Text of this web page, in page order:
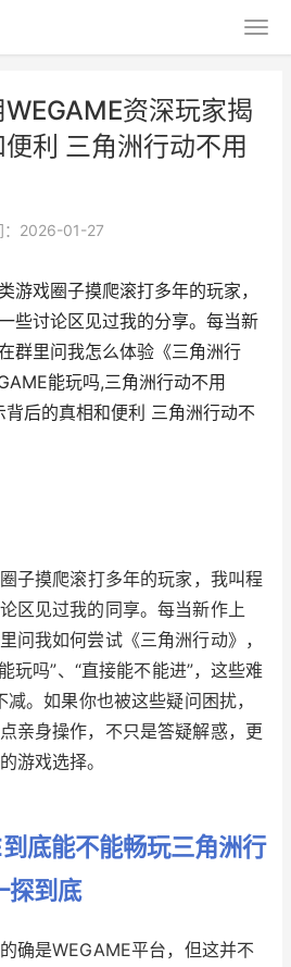
资深玩家揭
利 三角洲行动不用
：2026-01-27
游戏圈子摸爬滚打多年的玩家，
些讨论区见过我的分享。每当新
群里问我怎么体验《三角洲行
能玩吗,三角洲行动不用
后的真相和便利 三角洲行动不
子摸爬滚打多年的玩家，我叫程
区见过我的同享。每当新作上
问我如何尝试《三角洲行动》，
玩吗”、“直接能不能进”，这些难
。如果你也被这些疑问困扰，
亲身操作，不只是答疑解惑，更
游戏选择。
底能不能畅玩三角洲行
探到底
确是WEGAME平台，但这并不